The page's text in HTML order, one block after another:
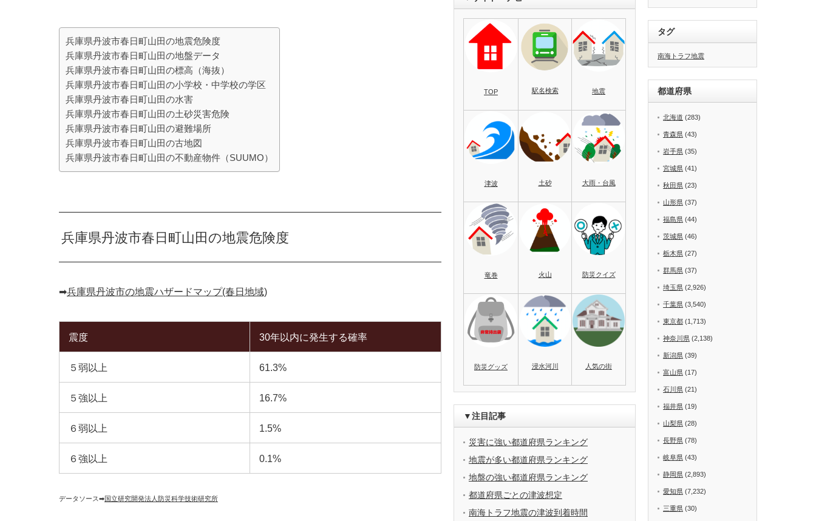
兵庫県丹波市春日町山田の地震危険度
兵庫県丹波市春日町山田の地盤データ
兵庫県丹波市春日町山田の標高（海抜）
兵庫県丹波市春日町山田の小学校・中学校の学区
兵庫県丹波市春日町山田の水害
兵庫県丹波市春日町山田の土砂災害危険
兵庫県丹波市春日町山田の避難場所
兵庫県丹波市春日町山田の古地図
兵庫県丹波市春日町山田の不動産物件（SUUMO）
兵庫県丹波市春日町山田の地震危険度
➡︎兵庫県丹波市の地震ハザードマップ(春日地域)
震度 30年以内に発生する確率
５弱以上 61.3%
５強以上 16.7%
６弱以上 1.5%
６強以上 0.1%
データソース➡︎国立研究開発法人防災科学技術研究所
TOP 駅名検索 地震
津波 土砂 大雨・台風
竜巻 火山 防災クイズ
防災グッズ 浸水河川 人気の街
▼注目記事
災害に強い都道府県ランキング
地震が多い都道府県ランキング
地盤の強い都道府県ランキング
都道府県ごとの津波想定
南海トラフ地震の津波到着時間
タグ
南海トラフ地震
都道府県
北海道 (283)
青森県 (43)
岩手県 (35)
宮城県 (41)
秋田県 (23)
山形県 (37)
福島県 (44)
茨城県 (46)
栃木県 (27)
群馬県 (37)
埼玉県 (2,926)
千葉県 (3,540)
東京都 (1,713)
神奈川県 (2,138)
新潟県 (39)
富山県 (17)
石川県 (21)
福井県 (19)
山梨県 (28)
長野県 (78)
岐阜県 (43)
静岡県 (2,893)
愛知県 (7,232)
三重県 (30)